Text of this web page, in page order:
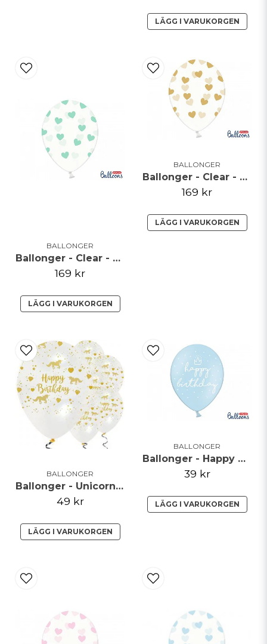
LÄGG I VARUKORGEN
BALLONGER
Ballonger - Clear - Mint hjärtan - 50-pack**
169 kr
LÄGG I VARUKORGEN
BALLONGER
Ballonger - Clear - Guldhjärtan - 50-pack**
169 kr
LÄGG I VARUKORGEN
BALLONGER
Ballonger - Unicorn Sparkle
49 kr
LÄGG I VARUKORGEN
BALLONGER
Ballonger - Happy Birthday - Ljusblå
39 kr
LÄGG I VARUKORGEN